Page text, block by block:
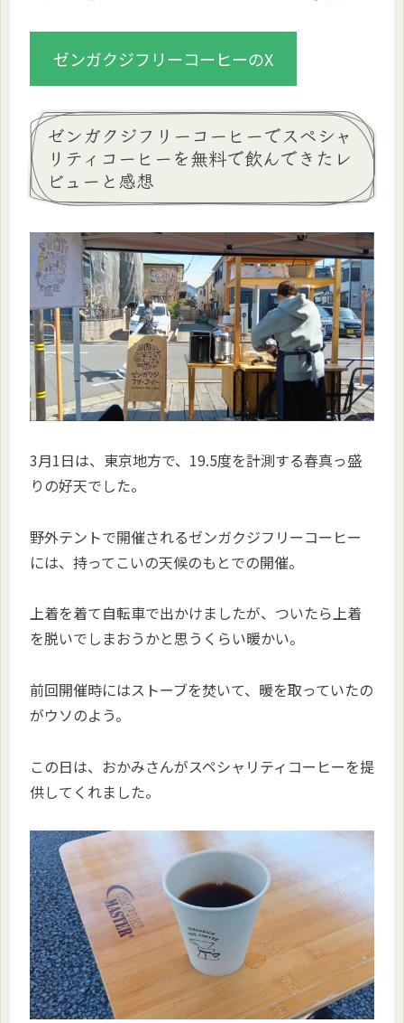
ゼンガクジフリーコーヒーのX
ゼンガクジフリーコーヒーでスペシャ
リティコーヒーを無料で飲んできたレ
ビューと感想
3月1日は、東京地方で、19.5度を計測する春真っ盛
りの好天でした。
野外テントで開催されるゼンガクジフリーコーヒー
には、持ってこいの天候のもとでの開催。
上着を着て自転車で出かけましたが、ついたら上着
を脱いでしまおうかと思うくらい暖かい。
前回開催時にはストーブを焚いて、暖を取っていたの
がウソのよう。
この日は、おかみさんがスペシャリティコーヒーを提
供してくれました。